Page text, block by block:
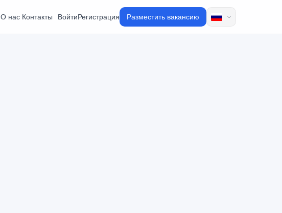
О нас Контакты ВойтиРегистрация Разместить вакансию